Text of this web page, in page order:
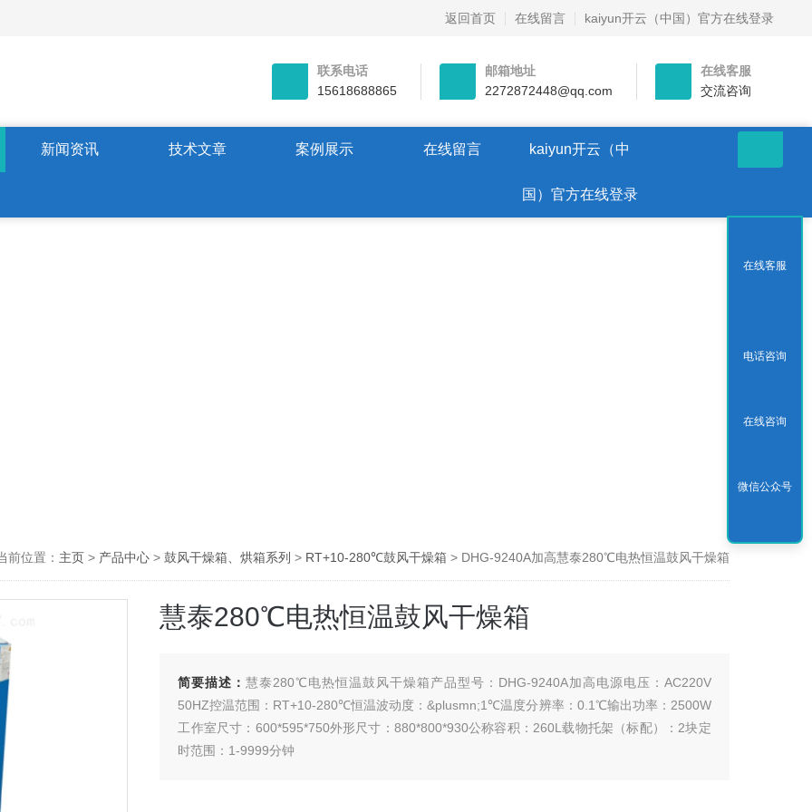
返回首页 在线留言 kaiyun开云（中国）官方在线登录
联系电话
15618688865
邮箱地址
2272872448@qq.com
在线客服
交流咨询
新闻资讯 技术文章 案例展示 在线留言 kaiyun开云（中
国）官方在线登录
前位置： 主页 > 产品中心> 鼓风干燥箱、烘箱系列 > RT+10-280℃鼓风干燥箱 > DHG-9240A加高慧泰280℃电热恒温鼓风干燥箱
慧泰280℃电热恒温鼓风干燥箱
简要描述：慧泰280℃电热恒温鼓风干燥箱产品型号：DHG-9240A加高电源电压：AC220V
50HZ控温范围：RT+10-280℃恒温波动度：&plusmn;1℃温度分辨率：0.1℃输出功率：2500W
工作室尺寸：600*595*750外形尺寸：880*800*930公称容积：260L载物托架（标配）：2块定
时范围：1-9999分钟
在线客服
电话咨询
在线咨询
微信公众号